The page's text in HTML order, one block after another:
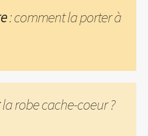
: comment la porter à
la robe cache-coeur ?